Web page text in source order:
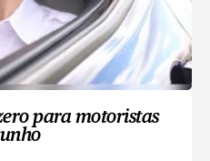
para motoristas